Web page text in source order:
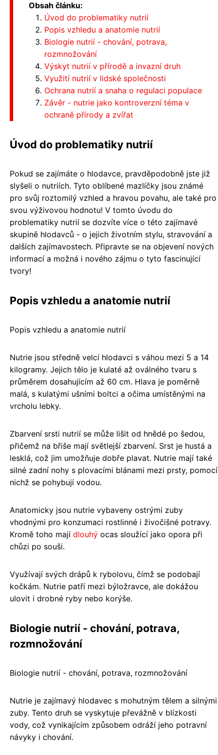
Obsah článku:
Úvod do problematiky nutrií
Popis vzhledu a anatomie nutrií
Biologie nutrií - chování, potrava,
rozmnožování
Výskyt nutrií v přírodě a invazní druh
Využití nutrií v lidské společnosti
Ochrana nutrií a snaha o regulaci populace
Závěr - nutrie jako kontroverzní téma v
ochraně přírody a zvířat
Úvod do problematiky nutrií
Pokud se zajímáte o hlodavce, pravděpodobně jste již
slyšeli o nutriích. Tyto oblíbené mazlíčky jsou známé
pro svůj roztomilý vzhled a hravou povahu, ale také pro
svou výživovou hodnotu! V tomto úvodu do
problematiky nutrií se dozvíte více o této zajímavé
skupině hlodavců - o jejich životním stylu, stravování a
dalších zajímavostech. Připravte se na objevení nových
informací a možná i nového zájmu o tyto fascinující
tvory!
Popis vzhledu a anatomie nutrií
Popis vzhledu a anatomie nutrií
Nutrie jsou středně velcí hlodavci s váhou mezi 5 a 14
kilogramy. Jejich tělo je kulaté až oválného tvaru s
průměrem dosahujícím až 60 cm. Hlava je poměrně
malá, s kulatými ušními boltci a očima umístěnými na
vrcholu lebky.
Zbarvení srsti nutrií se může lišit od hnědé po šedou,
přičemž na břiše mají světlejší zbarvení. Srst je hustá a
lesklá, což jim umožňuje dobře plavat. Nutrie mají také
silné zadní nohy s plovacími blánami mezi prsty, pomocí
nichž se pohybují vodou.
Anatomicky jsou nutrie vybaveny ostrými zuby
vhodnými pro konzumaci rostlinné i živočišné potravy.
Kromě toho mají dlouhý ocas sloužící jako opora při
chůzi po souši.
Využívají svých drápů k rybolovu, čímž se podobají
kočkám. Nutrie patří mezi býložravce, ale dokážou
ulovit i drobné ryby nebo korýše.
Biologie nutrií - chování, potrava,
rozmnožování
Biologie nutrií - chování, potrava, rozmnožování
Nutrie je zajímavý hlodavec s mohutným tělem a silnými
zuby. Tento druh se vyskytuje převážně v blízkosti
vody, což vynikajícím způsobem odráží jeho potravní
návyky i chování.